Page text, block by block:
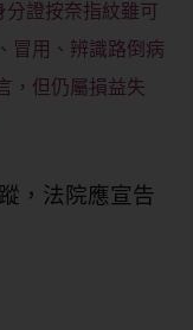
分證按奈指紋雖可
冒用、辨識路倒病
，但仍屬損益失
，法院應宣告